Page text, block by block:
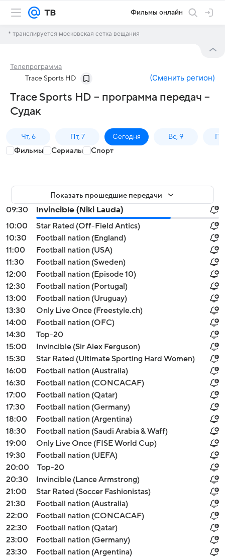
Фильмы онлайн
* транслируется московская сетка вещания
Телепрограмма
Trace Sports HD (Сменить регион)
Trace Sports HD – программа передач –
Судак
Чт, 6 Пт, 7 Сегодня Вс, 9
Фильмы Сериалы Спорт
Показать прошедшие передачи
09:30
Invincible (Niki Lauda)
10:00
Star Rated (Off-Field Antics)
10:30
Football nation (England)
11:00
Football nation (USA)
11:30
Football nation (Sweden)
12:00
Football nation (Episode 10)
12:30
Football nation (Portugal)
13:00
Football nation (Uruguay)
13:30
Only Live Once (Freestyle.ch)
14:00
Football nation (OFC)
14:30
Top-20
15:00
Invincible (Sir Alex Ferguson)
15:30
Star Rated (Ultimate Sporting Hard Women)
16:00
Football nation (Australia)
16:30
Football nation (CONCACAF)
17:00
Football nation (Qatar)
17:30
Football nation (Germany)
18:00
Football nation (Argentina)
18:30
Football nation (Saudi Arabia & Waff)
19:00
Only Live Once (FISE World Cup)
19:30
Football nation (UEFA)
20:00
Top-20
20:30
Invincible (Lance Armstrong)
21:00
Star Rated (Soccer Fashionistas)
21:30
Football nation (Australia)
22:00
Football nation (CONCACAF)
22:30
Football nation (Qatar)
23:00
Football nation (Germany)
23:30
Football nation (Argentina)